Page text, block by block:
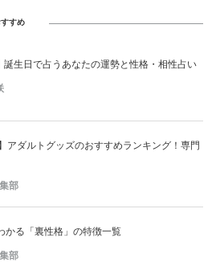
すめ
誕生日で占うあなたの運勢と性格・相性占い
アダルトグッズのおすすめランキング！専門
部
かる「裏性格」の特徴一覧
部